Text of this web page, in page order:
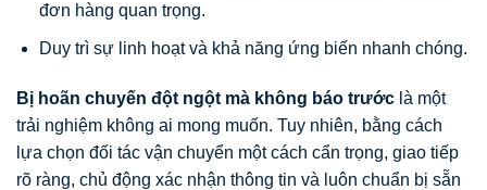
đơn hàng quan trọng.
Duy trì sự linh hoạt và khả năng ứng biến nhanh chóng.
Bị hoãn chuyến đột ngột mà không báo trước là một
trải nghiệm không ai mong muốn. Tuy nhiên, bằng cách
lựa chọn đối tác vận chuyển một cách cẩn trọng, giao tiếp
rõ ràng, chủ động xác nhận thông tin và luôn chuẩn bị sẵn